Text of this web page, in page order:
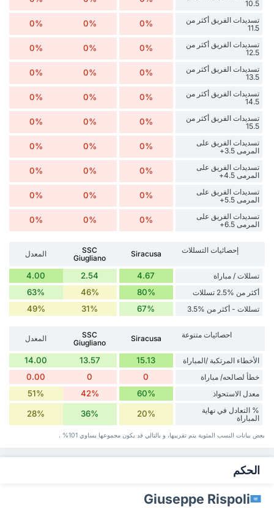
10.5
تسديدات الفريق أكثر من
11.5
0%
0%
0%
تسديدات الفريق أكثر من
12.5
0%
0%
0%
تسديدات الفريق أكثر من
13.5
0%
0%
0%
تسديدات الفريق أكثر من
14.5
0%
0%
0%
تسديدات الفريق أكثر من
15.5
0%
0%
0%
تسديدات الفريق على
المرمى 3.5+
0%
0%
0%
تسديدات الفريق على
المرمى 4.5+
0%
0%
0%
تسديدات الفريق على
المرمى 5.5+
0%
0%
0%
تسديدات الفريق على
المرمى 6.5+
0%
0%
0%
إحصائيات التسللات Siracusa
SSC
Giugliano
المعدل
تسللات / مباراة 4.67
2.54
4.00
أكثر من %2.5 تسللات 80%
46%
63%
تسللات - أكثر من %3.5 67%
31%
49%
احصائيات متنوعة Siracusa
SSC
Giugliano
المعدل
الأخطاء المرتكبة /المباراة 15.13
13.57
14.00
خطأ لصالحه/ مباراة 0
0
0.00
معدل الاستحواذ 60%
42%
51%
% التعادل في نهاية
المباراة
20%
36%
28%
بعض بيانات ‏النسب المئوية يتم تقريبها، و بالتالي قد ‏يكون مجموعها يساوي 101% .
‏الحكم
Giuseppe Rispoli